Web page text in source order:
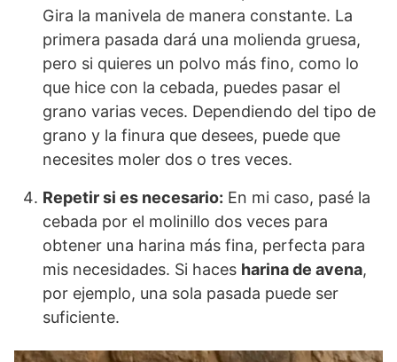
Gira la manivela de manera constante. La
primera pasada dará una molienda gruesa,
pero si quieres un polvo más fino, como lo
que hice con la cebada, puedes pasar el
grano varias veces. Dependiendo del tipo de
grano y la finura que desees, puede que
necesites moler dos o tres veces.
Repetir si es necesario: En mi caso, pasé la
cebada por el molinillo dos veces para
obtener una harina más fina, perfecta para
mis necesidades. Si haces harina de avena,
por ejemplo, una sola pasada puede ser
suficiente.